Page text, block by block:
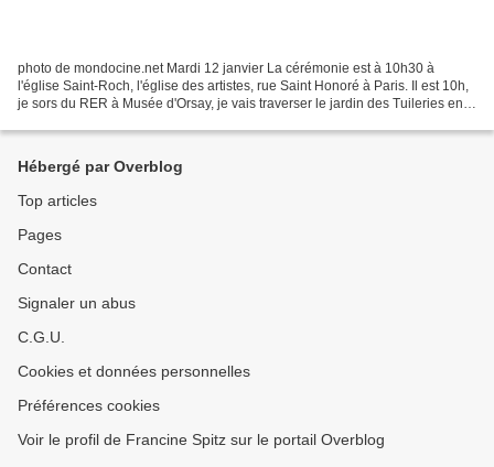
photo de mondocine.net Mardi 12 janvier La cérémonie est à 10h30 à
l'église Saint-Roch, l'église des artistes, rue Saint Honoré à Paris. Il est 10h,
je sors du RER à Musée d'Orsay, je vais traverser le jardin des Tuileries en
Hébergé par Overblog
Top articles
Pages
Contact
Signaler un abus
C.G.U.
Cookies et données personnelles
Préférences cookies
Voir le profil de Francine Spitz sur le portail Overblog